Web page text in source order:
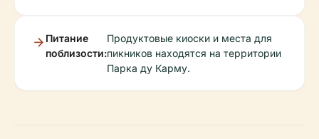
Питание
поблизости:
Продуктовые киоски и места для
пикников находятся на территории
Парка ду Карму.